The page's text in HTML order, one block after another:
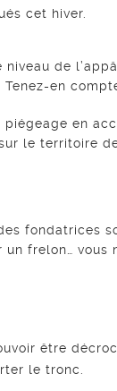
cet hiver.
de
en
en
le territoire
fondatrices
frelon… vous
être
le tronc.